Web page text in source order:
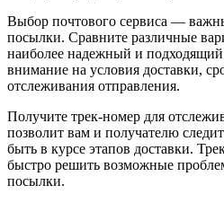
Выбор почтового сервиса —
посылки. Сравните различные
наиболее надежный и
внимание на условия доставки,
отслеживания отправления.
Получите трек-номер для
позволит вам и получателю
быть в курсе этапов доставки.
быстро решить возможные
посылки.